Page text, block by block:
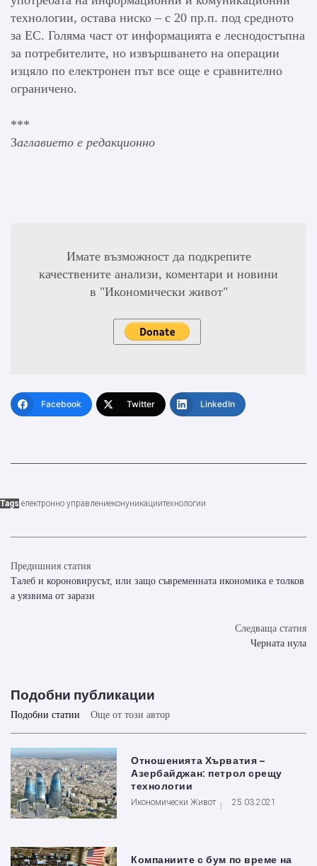
технологии, остава ниско – с 20 пр.п. под средното
за ЕС. Голяма част от информацията е леснодостъпна
за потребителите, но извършването на операции
изцяло по електронен път все още е сравнително
ограничено.
***
Заглавието е редакционно
Имате възможност да подкрепите
качествените анализи, коментари и новини
в "Икономически живот"
Facebook Twitter LinkedIn
Tags електронно управлениеконуникациитехнологии
Предишния статия
Талеб и короновирусът, или защо съвременната икономика е толков
а уязвима от зарази
Следваща статия
Черната нула
Подобни публикации
Подобни статии Още от този автор
Отношенията Хърватия –
Азербайджан: петрол срещу
технологии
Икономически Живот 25.03.2021
Компаниите с бум по време на